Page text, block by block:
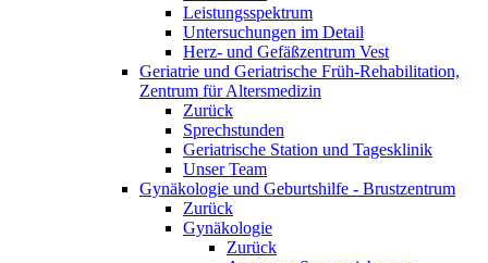
Leistungsspektrum
Untersuchungen im Detail
Herz- und Gefäßzentrum Vest
Geriatrie und Geriatrische Früh-Rehabilitation,
Zentrum für Altersmedizin
Zurück
Sprechstunden
Geriatrische Station und Tagesklinik
Unser Team
Gynäkologie und Geburtshilfe - Brustzentrum
Zurück
Gynäkologie
Zurück